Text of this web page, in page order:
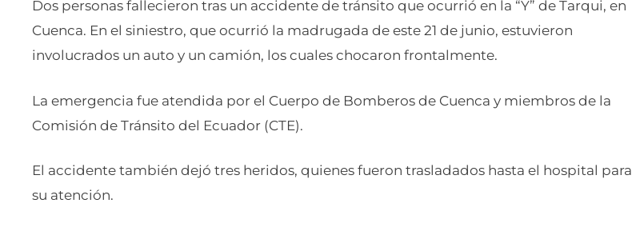
Dos personas fallecieron tras un accidente de tránsito que ocurrió en la “Y” de Tarqui, en
Cuenca. En el siniestro, que ocurrió la madrugada de este 21 de junio, estuvieron
involucrados un auto y un camión, los cuales chocaron frontalmente.
La emergencia fue atendida por el Cuerpo de Bomberos de Cuenca y miembros de la
Comisión de Tránsito del Ecuador (CTE).
El accidente también dejó tres heridos, quienes fueron trasladados hasta el hospital para
su atención.